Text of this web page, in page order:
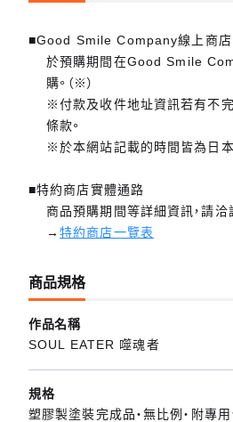
■Good Smile Company線上商店
於預購期間在Good Smile
購。（※）
※付款及收件地址資訊若有不
條款。
※於本網站記載的時間皆為日本
■特約商店實體通路
商品預購期間等詳細資訊，請洽
→特約商店一覽表
商品規格
作品名稱
SOUL EATER 噬魂者
規格
塑膠製塗裝完成品・無比例・附專